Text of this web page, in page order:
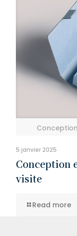
5 janvier 2025
Conception
visite
Read more